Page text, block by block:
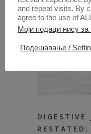
DIGESTIVE
and repeat visits. By
agree to the use of
Моји подаци нису за
Подешавање /